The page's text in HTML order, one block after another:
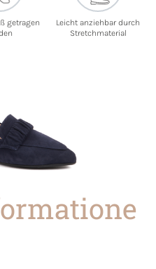
getragen
Leicht anziehbar durch
Stretchmaterial